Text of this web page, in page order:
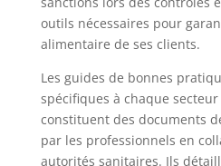
outils nécessaires pour
alimentaire de ses clients.
Les guides de bonnes
spécifiques à chaque
constituent des documents
par les professionnels en
autorités sanitaires. Ils